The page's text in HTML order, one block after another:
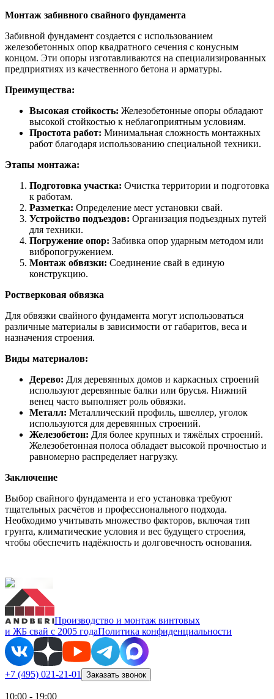
Монтаж забивного свайного фундамента
Забивной фундамент создается с использованием
железобетонных опор квадратного сечения с конусным
концом. Эти опоры изготавливаются на специализированных
предприятиях из качественного бетона и арматуры.
Преимущества:
Высокая стойкость: Железобетонные опоры обладают
высокой стойкостью к неблагоприятным условиям.
Простота работ: Минимальная сложность монтажных
работ благодаря использованию специальной техники.
Этапы монтажа:
Подготовка участка: Очистка территории и подготовка
к работам.
Разметка: Определение мест установки свай.
Устройство подъездов: Организация подъездных путей
для техники.
Погружение опор: Забивка опор ударным методом или
вибропогружением.
Монтаж обвязки: Соединение свай в единую
конструкцию.
Ростверковая обвязка
Для обвязки свайного фундамента могут использоваться
различные материалы в зависимости от габаритов, веса и
назначения строения.
Виды материалов:
Дерево: Для деревянных домов и каркасных строений
используют деревянные балки или брусья. Нижний
венец часто выполняет роль обвязки.
Металл: Металлический профиль, швеллер, уголок
используются для деревянных строений.
Железобетон: Для более крупных и тяжёлых строений.
Железобетонная полоса обладает высокой прочностью и
равномерно распределяет нагрузку.
Заключение
Выбор свайного фундамента и его установка требуют
тщательных расчётов и профессионального подхода.
Необходимо учитывать множество факторов, включая тип
грунта, климатические условия и вес будущего строения,
чтобы обеспечить надёжность и долговечность основания.
Производство и монтаж винтовых
и ЖБ свай с 2005 годаПолитика конфиденциальности
+7 (495) 021-21-01 Заказать звонок
10:00 - 19:00